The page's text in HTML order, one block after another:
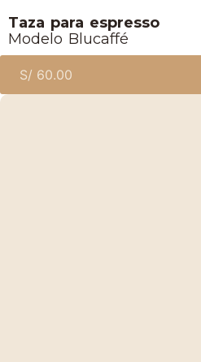
Taza para espresso
Modelo Blucaffé
S/ 60.00